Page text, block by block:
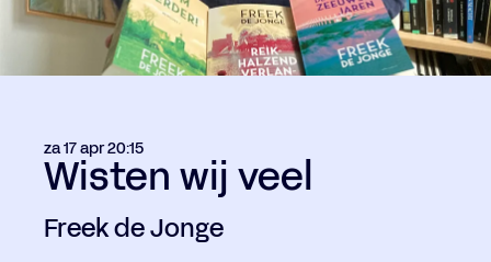
Wisten wij veel
Freek de Jonge
za 17 apr20:15